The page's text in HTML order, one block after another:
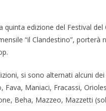
edizione del Festival del
“il Clandestino”, porterà
si sono alternati alcuni
Maniaci, Fracassi,
Beha, Mazzeo, Mazzetti